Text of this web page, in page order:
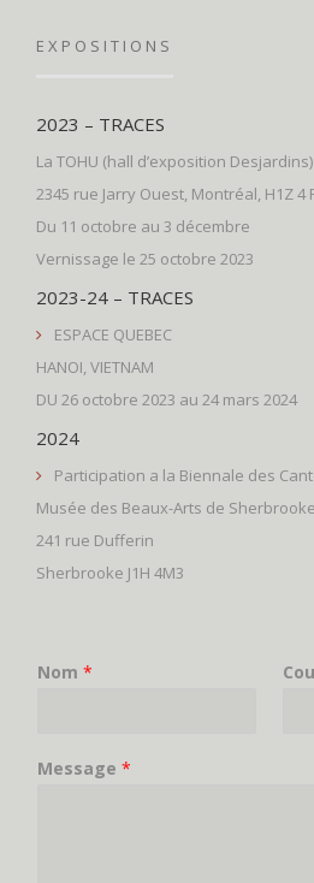
EXPOSITIONS
2023 – TRACES
La TOHU (hall d’exposition Desjardins)
2345 rue Jarry Ouest, Montréal, H1Z 4
Du 11 octobre au 3 décembre
Vernissage le 25 octobre 2023
2023-24 – TRACES
ESPACE QUEBEC
HANOI, VIETNAM
DU 26 octobre 2023 au 24 mars 2024
2024
Participation a la Biennale des
Musée des Beaux-Arts de Sherbrooke
241 rue Dufferin
Sherbrooke J1H 4M3
Nom *
Message *